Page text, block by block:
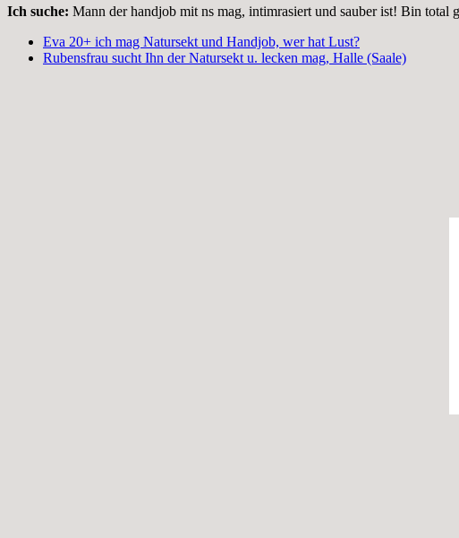
Ich suche: Mann der handjob mit ns mag, intimrasiert und sauber ist! Bin total
Eva 20+ ich mag Natursekt und Handjob, wer hat Lust?
Rubensfrau sucht Ihn der Natursekt u. lecken mag, Halle (Saale)